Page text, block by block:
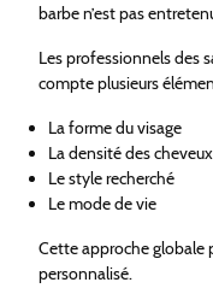
barbe n’est pas
Les professionnels des
compte plusieurs
La forme du visage
La densité des
Le style recherché
Le mode de vie
Cette approche globale
personnalisé.